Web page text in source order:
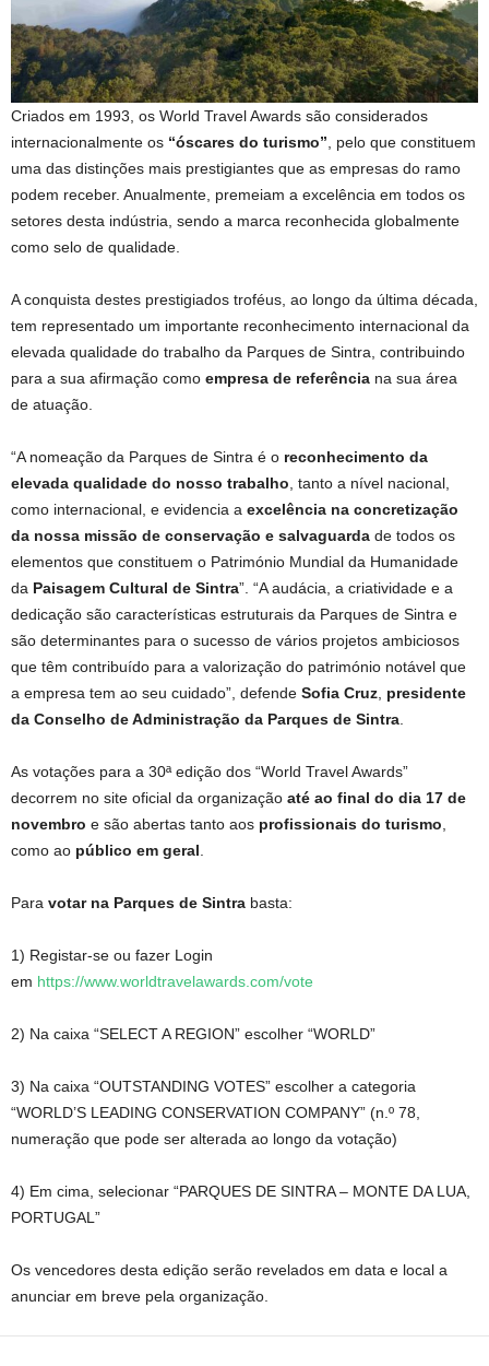
Criados em 1993, os World Travel Awards são considerados
internacionalmente os “óscares do turismo” , pelo que constituem
uma das distinções mais prestigiantes que as empresas do ramo
podem receber. Anualmente, premeiam a excelência em todos os
setores desta indústria, sendo a marca reconhecida globalmente
como selo de qualidade.
A conquista destes prestigiados troféus, ao longo da última década,
tem representado um importante reconhecimento internacional da
elevada qualidade do trabalho da Parques de Sintra, contribuindo
para a sua afirmação como empresa de referência na sua área
de atuação.
“A nomeação da Parques de Sintra é o reconhecimento da
elevada qualidade do nosso trabalho , tanto a nível nacional,
como internacional, e evidencia a excelência na concretização
da nossa missão de conservação e salvaguarda de todos os
elementos que constituem o Património Mundial da Humanidade
da Paisagem Cultural de Sintra”. “A audácia, a criatividade e a
dedicação são características estruturais da Parques de Sintra e
são determinantes para o sucesso de vários projetos ambiciosos
que têm contribuído para a valorização do património notável que
a empresa tem ao seu cuidado”, defende Sofia Cruz presidente
da Conselho de Administração da Parques de Sintra
As votações para a 30ª edição dos “World Travel Awards”
decorrem no site oficial da organização até ao final do dia 17 de
novembro e são abertas tanto aos profissionais do turismo
como ao público em geral
Para votar na Parques de Sintra basta:
1) Registar-se ou fazer Login
em https://www.worldtravelawards.com/vote
2) Na caixa “SELECT A REGION” escolher “WORLD”
3) Na caixa “OUTSTANDING VOTES” escolher a categoria
“WORLD’S LEADING CONSERVATION COMPANY” (n.º 78,
numeração que pode ser alterada ao longo da votação)
4) Em cima, selecionar “PARQUES DE SINTRA – MONTE DA LUA,
PORTUGAL”
Os vencedores desta edição serão revelados em data e local a
anunciar em breve pela organização.